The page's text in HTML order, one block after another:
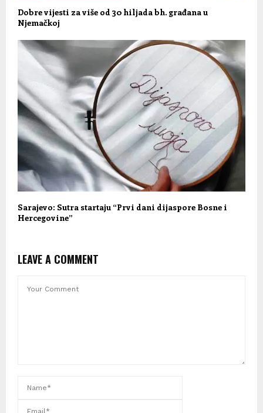
Dobre vijesti za više od 30 hiljada bh. građana u
Njemačkoj
Sarajevo: Sutra startaju “Prvi dani dijaspore Bosne i
Hercegovine”
LEAVE A COMMENT